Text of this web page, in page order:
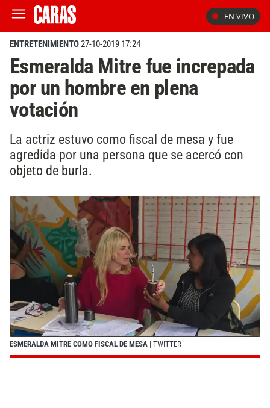
EN VIVO
ENTRETENIMIENTO27-10-2019 17:24
Esmeralda Mitre fue increpada
por un hombre en plena
votación
La actriz estuvo como fiscal de mesa y fue
agredida por una persona que se acercó con
objeto de burla.
ESMERALDA MITRE COMO FISCAL DE MESA | TWITTER